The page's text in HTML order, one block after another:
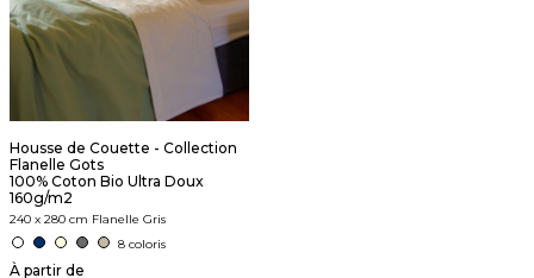
Housse de Couette - Collection
Flanelle Gots
100% Coton Bio Ultra Doux
160g/m2
240 x 280 cm Flanelle Gris
8 coloris